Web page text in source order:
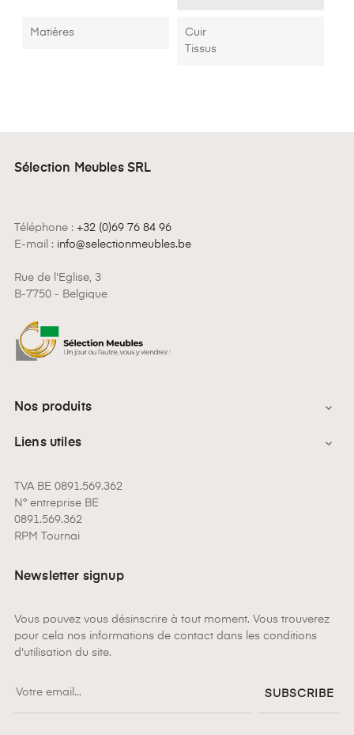
Matières
Cuir
Tissus
Sélection Meubles SRL
Téléphone : +32 (0)69 76 84 96
E-mail : info@selectionmeubles.be
Rue de l'Eglise, 3
B-7750 - Belgique
Nos produits 
Liens utiles 
TVA BE 0891.569.362
N° entreprise BE
0891.569.362
RPM Tournai
Newsletter signup
Vous pouvez vous désinscrire à tout moment. Vous trouverez
pour cela nos informations de contact dans les conditions
d'utilisation du site.
SUBSCRIBE